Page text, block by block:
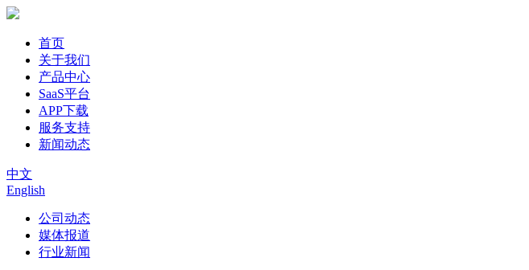
首页
关于我们
产品中心
SaaS平台
APP下载
服务支持
新闻动态
中文
English
公司动态
媒体报道
行业新闻